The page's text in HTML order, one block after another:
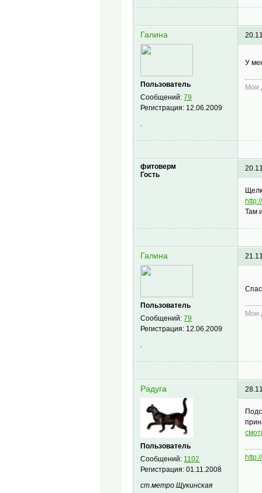
Галина
Пользователь
Сообщений:79
Регистрация: 12.06.2009
.
У
Мои
фитоверм
Гость
Там
Галина
Пользователь
Сообщений:79
Регистрация: 12.06.2009
.
Мои
Радуга
Пользователь
Сообщений: 1102
Регистрация:01.11.2008
ст.метро Щукинская